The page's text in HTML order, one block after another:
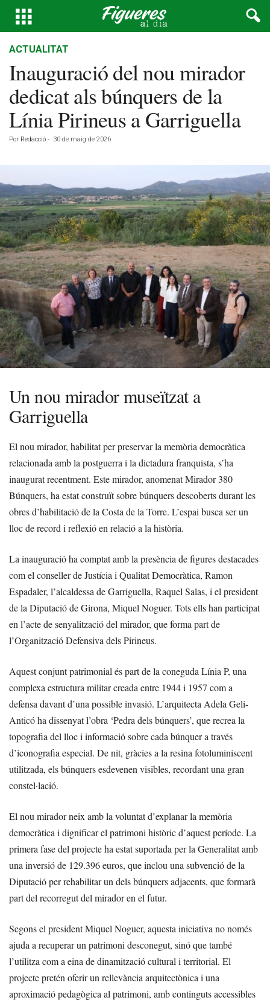
ACTUALITAT
Inauguració del nou mirador
dedicat als búnquers de la
Línia Pirineus a Garriguella
Por Redacció - 30 de maig de 2026
Un nou mirador museïtzat a
Garriguella
El nou mirador, habilitat per preservar la memòria democràtica
relacionada amb la postguerra i la dictadura franquista, s’ha
inaugurat recentment. Este mirador, anomenat Mirador 380
Búnquers, ha estat construït sobre búnquers descoberts durant les
obres d’habilitació de la Costa de la Torre. L’espai busca ser un
lloc de record i reflexió en relació a la història.
La inauguració ha comptat amb la presència de figures destacades
com el conseller de Justícia i Qualitat Democràtica, Ramon
Espadaler, l’alcaldessa de Garriguella, Raquel Salas, i el president
de la Diputació de Girona, Miquel Noguer. Tots ells han participat
en l’acte de senyalització del mirador, que forma part de
l’Organització Defensiva dels Pirineus.
Aquest conjunt patrimonial és part de la coneguda Línia P, una
complexa estructura militar creada entre 1944 i 1957 com a
defensa davant d’una possible invasió. L’arquitecta Adela Geli-
Anticó ha dissenyat l’obra ‘Pedra dels búnquers’, que recrea la
topografia del lloc i informació sobre cada búnquer a través
d’iconografia especial. De nit, gràcies a la resina fotoluminiscent
utilitzada, els búnquers esdevenen visibles, recordant una gran
constel·lació.
El nou mirador neix amb la voluntat d’explanar la memòria
democràtica i dignificar el patrimoni històric d’aquest període. La
primera fase del projecte ha estat suportada per la Generalitat amb
una inversió de 129.396 euros, que inclou una subvenció de la
Diputació per rehabilitar un dels búnquers adjacents, que formarà
part del recorregut del mirador en el futur.
Segons el president Miquel Noguer, aquesta iniciativa no només
ajuda a recuperar un patrimoni desconegut, sinó que també
l’utilitza com a eina de dinamització cultural i territorial. El
projecte pretén oferir un rellevància arquitectònica i una
aproximació pedagògica al patrimoni, amb continguts accessibles